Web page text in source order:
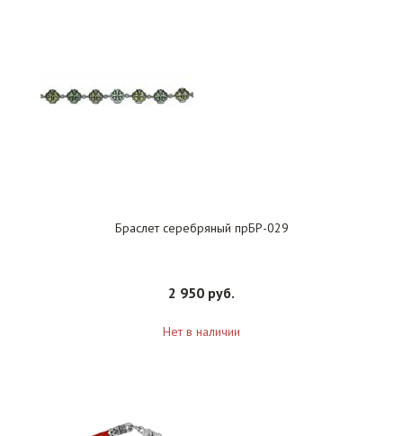
Браслет серебряный прБР-029
2 950 руб.
Нет в наличии